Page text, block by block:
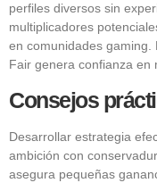
perfiles diversos sin
multiplicadores
en comunidades gaming.
Fair genera confianza en
Consejos
Desarrollar estrategia
ambición con
asegura pequeñas